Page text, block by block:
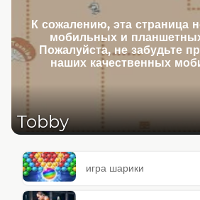
К сожалению, эта страница
мобильных и
Пожалуйста, не забудьте
наших качественных
Tobby
игра шарики